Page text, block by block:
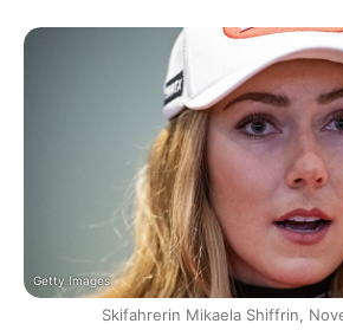
Getty Images
Skifahrerin Mikaela Shiffrin,